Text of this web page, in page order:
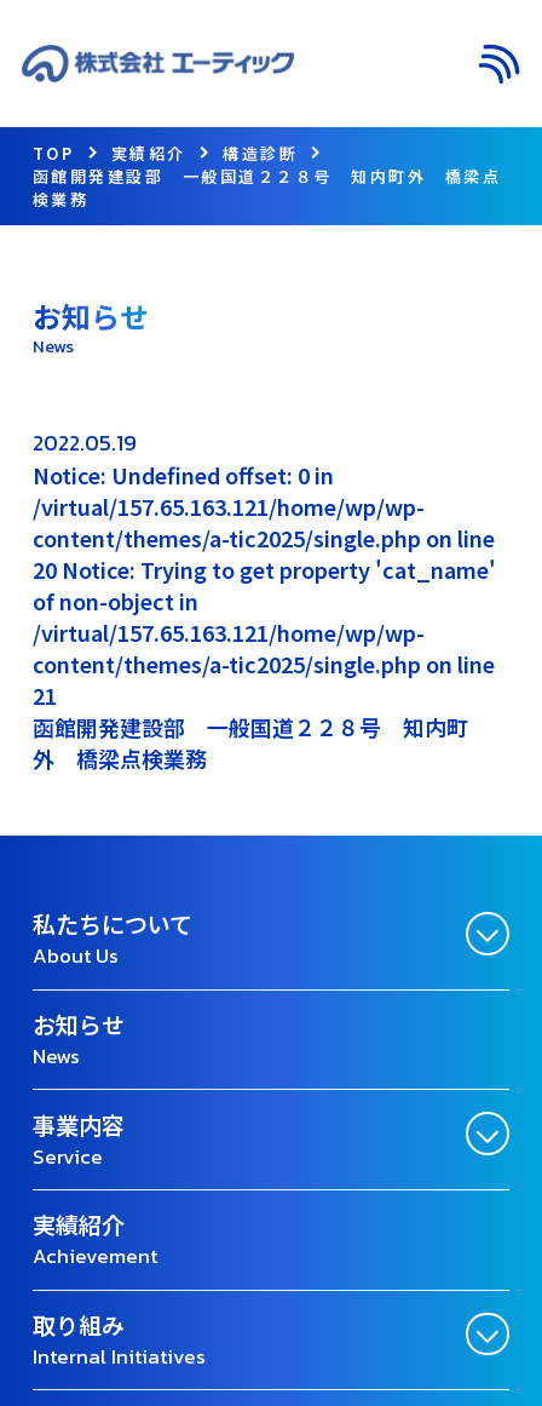
TOP 実績紹介
構造診断
函館開発建設部 一般国道２２８号 知内町外 橋梁点
検業務
お知らせ
News
2022.05.19
Notice: Undefined offset: 0 in
/virtual/157.65.163.121/home/wp/wp-
content/themes/a-tic2025/single.php on line
20 Notice: Trying to get property 'cat_name'
of non-object in
/virtual/157.65.163.121/home/wp/wp-
content/themes/a-tic2025/single.php on line
21
函館開発建設部 一般国道２２８号 知内町
外 橋梁点検業務
私たちについて
About Us
お知らせ
News
事業内容
Service
実績紹介
Achievement
取り組み
Internal Initiatives